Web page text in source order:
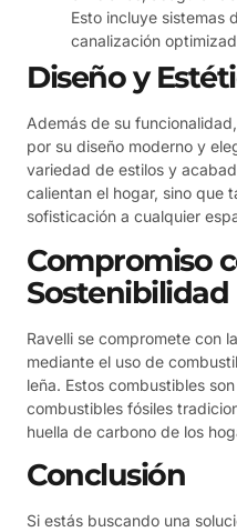
Esto incluye sistemas
canalización
Diseño y
Además de su
por su diseño moderno y
variedad de estilos y
calientan el hogar, sino que
sofisticación a cualquier
Compromiso
Sostenibilidad
Ravelli se compromete con
mediante el uso de
leña. Estos combustibles
combustibles fósiles
huella de carbono de los
Conclusión
Si estás buscando una